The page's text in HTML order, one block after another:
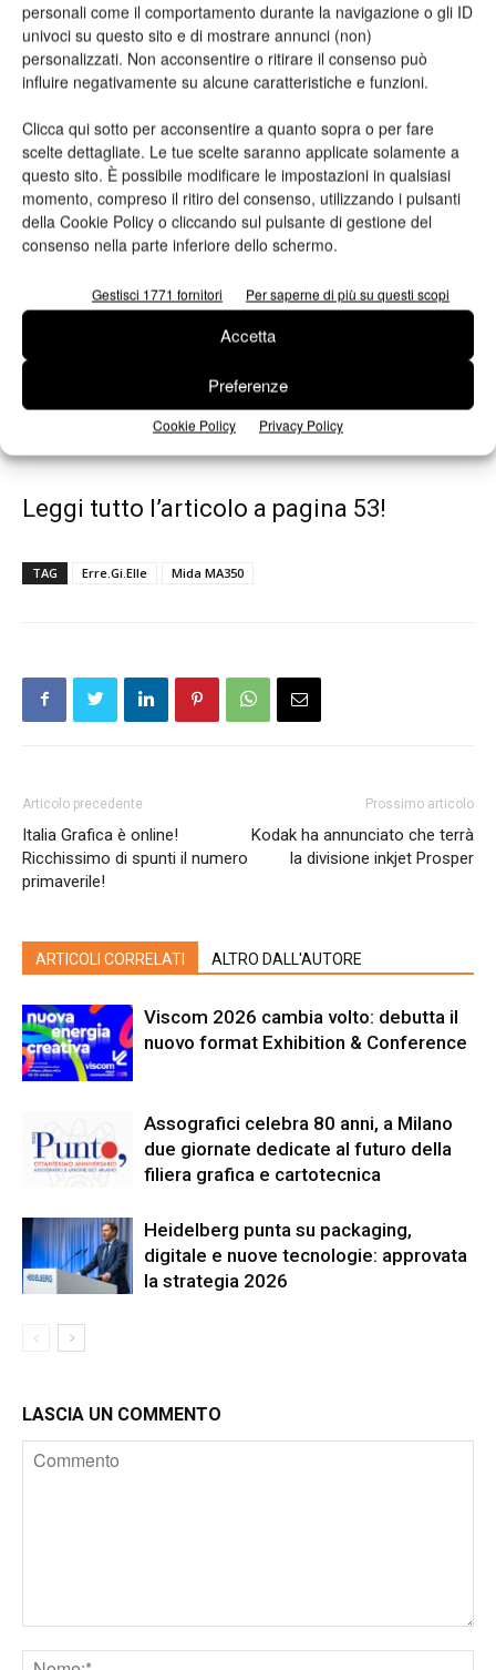
personali come il comportamento durante la navigazione o gli ID
univoci su questo sito e di mostrare annunci (non)
personalizzati. Non acconsentire o ritirare il consenso può
influire negativamente su alcune caratteristiche e funzioni.
Clicca qui sotto per acconsentire a quanto sopra o per fare
scelte dettagliate. Le tue scelte saranno applicate solamente a
questo sito. È possibile modificare le impostazioni in qualsiasi
momento, compreso il ritiro del consenso, utilizzando i pulsanti
della Cookie Policy o cliccando sul pulsante di gestione del
consenso nella parte inferiore dello schermo.
Gestisci 1771 fornitori Per saperne di più su questi scopi
Accetta
Preferenze
Cookie Policy Privacy Policy
ai suoi fratelli.
Le macchine semirotative sono molto apprezzate perché
permettono alta qualità, mantenendo costi competitivi.
movimento intermittente permette di stampare etichette di
rapido e con poco spreco di materiale. Il costo degli impianti è
limitato, perché non si deve coprire con il polimero l’intero
cilindro stampa. A differenza di molte rotative o digitali, le
macchine semirotative permettono di passare dalla bobina al
prodotto finito in un solo passaggio, senza tavoli di controllo o
Leggi tutto l’articolo a pagina 53!
TAG Erre.Gi.Elle Mida MA350
Articolo precedente
Italia Grafica è online!
Ricchissimo di spunti il numero
primaverile!
Prossimo articolo
Kodak ha annunciato che terrà
la divisione inkjet Prosper
ARTICOLI CORRELATI ALTRO DALL'AUTORE
Viscom 2026 cambia volto: debutta il
nuovo format Exhibition & Conference
Assografici celebra 80 anni, a Milano
due giornate dedicate al futuro della
filiera grafica e cartotecnica
Heidelberg punta su packaging,
digitale e nuove tecnologie: approvata
la strategia 2026
LASCIA UN COMMENTO